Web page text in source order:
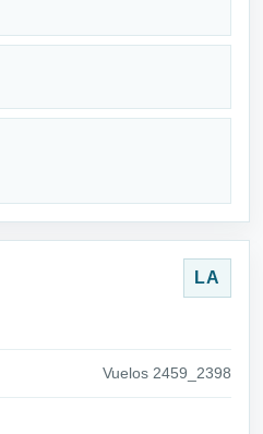
LA
Vuelos 2459_2398